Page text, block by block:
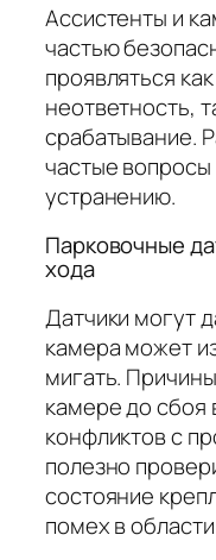
Ассистенты и
частью
проявляться
неответность,
срабатывание.
частые
устранению.
Парковочные
хода
Датчики могут
камера может
мигать.
камере до сбоя
конфликтов с
полезно
состояние
помех в